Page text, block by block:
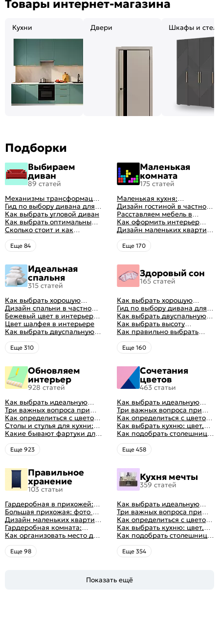
Товары интернет-магазина
Кухни Двери Шкафы и
Подборки
Выбираем
диван
89 статей
Механизмы трансформации
диванов: все виды,
особенности, плюсы и
минусы
Гид по выбору дивана для
сна
Как выбрать угловой диван
Как выбрать оптимальный
цвет стен в гостиной: 50
фото и идей оформления
Сколько стоит и как
перетянуть диван
Eще 84
Маленькая
комната
175 статей
Маленькая кухня:
планировка, стили, цвет и
рисунок, реальные фото
Дизайн гостиной в частном
доме: 50 вариантов с фото
Расставляем мебель в
гостиной: главные правила
рациональной планировки
Как оформить интерьер
однокомнатной квартиры:
47 классных идей с фото
Дизайн маленьких квартир:
10 идей для дизайна
интерьера с фото
Eще 170
Идеальная
спальня
315 статей
Как выбрать хорошую
кровать для сна
Дизайн спальни в частном
доме: множество идей
оформления идеальных
интерьеров
Бежевый цвет в интерьере
спальни 2024, 40 красивых
интерьеров с фото
Цвет шалфея в интерьере
Как выбрать двуспальную
кровать и матрас
правильно: советы и фото в
интерьере
Eще 310
Здоровый сон
165 статей
Как выбрать хорошую
кровать для сна
Гид по выбору дивана для
сна
Как выбрать двуспальную
кровать и матрас
правильно: советы и фото в
интерьере
Как выбрать высоту
матраса
Как правильно выбрать
ортопедический матрас
Eще 160
Обновляем
интерьер
928 статей
Как выбрать идеальную
планировку для кухни
Три важных вопроса при
выборе кухни: готовка,
посуда, комфорт
Как определиться с цветом
кухни: светлые, темные,
яркие
Столы и стулья для кухни:
советы по выбору
Какие бывают фартуки для
кухни: как правильно
выбрать
Eще 923
Сочетания
цветов
463 статьи
Как выбрать идеальную
планировку для кухни
Три важных вопроса при
выборе кухни: готовка,
посуда, комфорт
Как определиться с цветом
кухни: светлые, темные,
яркие
Как выбрать кухню: цвет,
планировка, аксессуары
Как подобрать столешницу
для кухни по цвету
Eще 458
Правильное
хранение
103 статьи
Гардеробная в прихожей:
виды, фото в интерьере,
идеи дизайна
Большая прихожая: фото с
функциональным
распределением дизайна
Дизайн маленьких квартир:
10 идей для дизайна
интерьера с фото
Гардеробная комната:
дизайн, планировка, советы
по обустройству,
распространенные ошибки
Как организовать место для
хранения на балконе
Eще 98
Кухня мечты
359 статей
Как выбрать идеальную
планировку для кухни
Три важных вопроса при
выборе кухни: готовка,
посуда, комфорт
Как определиться с цветом
кухни: светлые, темные,
яркие
Как выбрать кухню: цвет,
планировка, аксессуары
Как подобрать столешницу
для кухни по цвету
Eще 354
Показать ещё